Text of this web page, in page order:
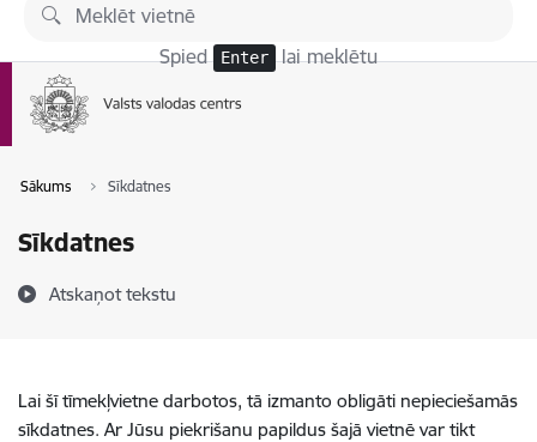
Pāriet uz lapas saturu
Spied Enter lai meklētu
Sākums Sīkdatnes
Sīkdatnes
Atskaņot tekstu
Lai šī tīmekļvietne darbotos, tā izmanto obligāti nepieciešamās
sīkdatnes. Ar Jūsu piekrišanu papildus šajā vietnē var tikt